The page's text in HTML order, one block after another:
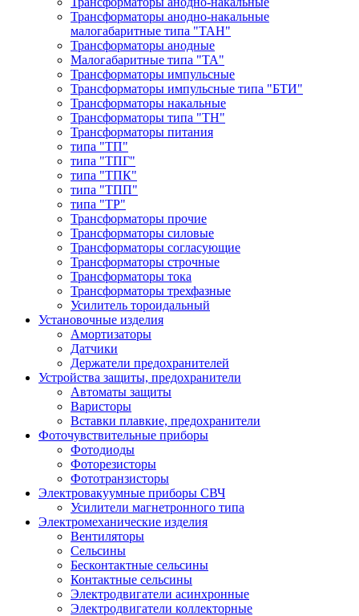
Трансформаторы анодно-накальные
малогабаритные типа "ТАН"
Трансформаторы анодные
Малогабаритные типа "ТА"
Трансформаторы импульсные
Трансформаторы импульсные типа "БТИ"
Трансформаторы накальные
Трансформаторы типа "ТН"
Трансформаторы питания
типа "ТП"
типа "ТПГ"
типа "ТПК"
типа "ТПП"
типа "ТР"
Трансформаторы прочие
Трансформаторы силовые
Трансформаторы согласующие
Трансформаторы строчные
Трансформаторы тока
Трансформаторы трехфазные
Усилитель тороидальный
Установочные изделия
Амортизаторы
Датчики
Держатели предохранителей
Устройства защиты, предохранители
Автоматы защиты
Варисторы
Вставки плавкие, предохранители
Фоточувствительные приборы
Фотодиоды
Фоторезисторы
Фототранзисторы
Электровакуумные приборы СВЧ
Усилители магнетронного типа
Электромеханические изделия
Вентиляторы
Сельсины
Бесконтактные сельсины
Контактные сельсины
Электродвигатели асинхронные
Электродвигатели коллекторные